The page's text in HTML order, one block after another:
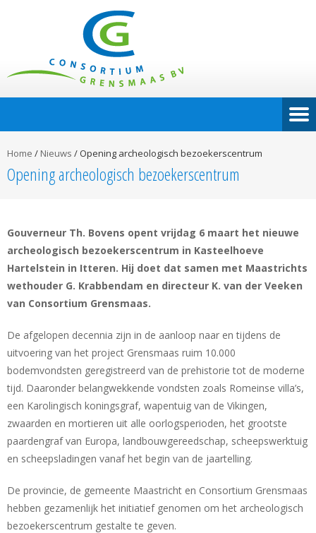
Home / Nieuws / Opening archeologisch bezoekerscentrum
Opening archeologisch bezoekerscentrum
Gouverneur Th. Bovens opent vrijdag 6 maart het nieuwe
archeologisch bezoekerscentrum in Kasteelhoeve
Hartelstein in Itteren. Hij doet dat samen met Maastrichts
wethouder G. Krabbendam en directeur K. van der Veeken
van Consortium Grensmaas.
De afgelopen decennia zijn in de aanloop naar en tijdens de
uitvoering van het project Grensmaas ruim 10.000
bodemvondsten geregistreerd van de prehistorie tot de moderne
tijd. Daaronder belangwekkende vondsten zoals Romeinse villa’s,
een Karolingisch koningsgraf, wapentuig van de Vikingen,
zwaarden en mortieren uit alle oorlogsperioden, het grootste
paardengraf van Europa, landbouwgereedschap, scheepswerktuig
en scheepsladingen vanaf het begin van de jaartelling.
De provincie, de gemeente Maastricht en Consortium Grensmaas
hebben gezamenlijk het initiatief genomen om het archeologisch
bezoekerscentrum gestalte te geven.